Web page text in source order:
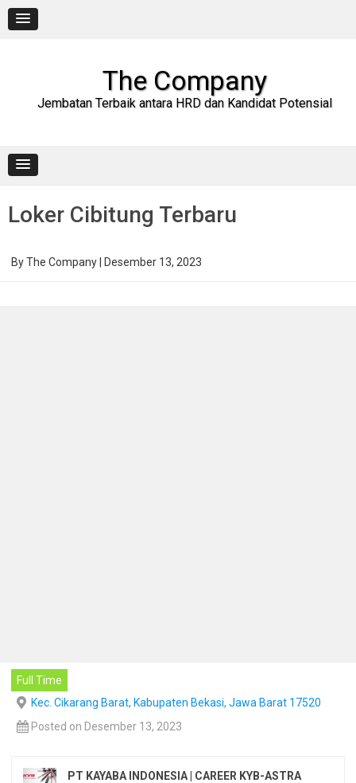
content
The Company
Jembatan Terbaik antara HRD dan Kandidat Potensial
Loker Cibitung Terbaru
ByThe Company Desember 13, 2023
Full Time
Kec. Cikarang Barat, Kabupaten Bekasi, Jawa Barat 17520
Posted on Desember 13, 2023
PT KAYABA INDONESIA | CAREER KYB-ASTRA